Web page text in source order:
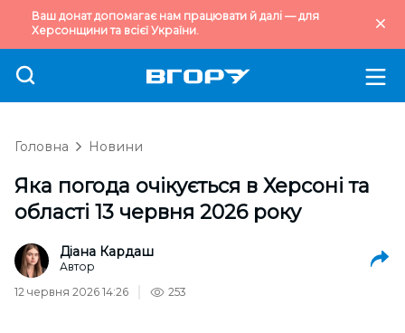
Ваш донат допомагає нам працювати й далі — для
Херсонщини та всієї України.
Головна Новини
Яка погода очікується в Херсоні та
області 13 червня 2026 року
Діана Кардаш
Автор
12 червня 2026 14:26
253